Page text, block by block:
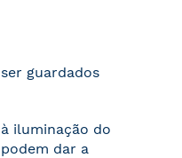
guardados
iluminação do
dar a